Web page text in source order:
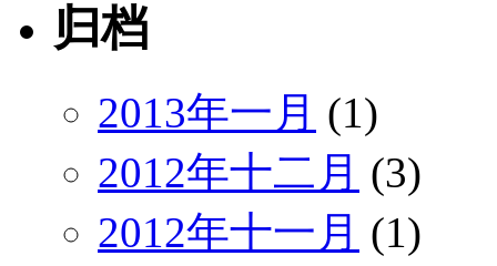
归档
2013年一月 (1)
2012年十二月 (3)
2012年十一月 (1)